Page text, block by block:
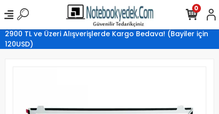
2900 TL ve Üzeri Alışverişlerde Kargo Bedava! (Bayiler için
120USD)
0